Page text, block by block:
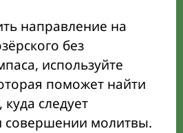
направление на
без
используйте
поможет найти
следует
совершении молитвы.